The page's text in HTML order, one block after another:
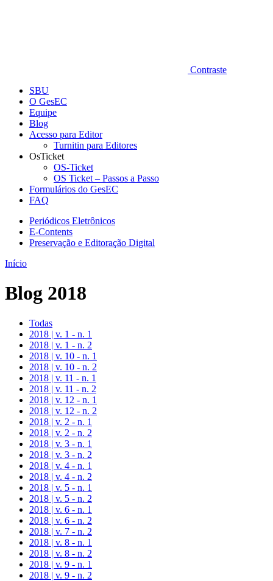
Contraste
SBU
O GesEC
Equipe
Blog
Acesso para Editor
Turnitin para Editores
OsTicket
OS-Ticket
OS Ticket – Passos a Passo
Formulários do GesEC
FAQ
Periódicos Eletrônicos
E-Contents
Preservação e Editoração Digital
Início
Blog 2018
Todas
2018 | v. 1 - n. 1
2018 | v. 1 - n. 2
2018 | v. 10 - n. 1
2018 | v. 10 - n. 2
2018 | v. 11 - n. 1
2018 | v. 11 - n. 2
2018 | v. 12 - n. 1
2018 | v. 12 - n. 2
2018 | v. 2 - n. 1
2018 | v. 2 - n. 2
2018 | v. 3 - n. 1
2018 | v. 3 - n. 2
2018 | v. 4 - n. 1
2018 | v. 4 - n. 2
2018 | v. 5 - n. 1
2018 | v. 5 - n. 2
2018 | v. 6 - n. 1
2018 | v. 6 - n. 2
2018 | v. 7 - n. 2
2018 | v. 8 - n. 1
2018 | v. 8 - n. 2
2018 | v. 9 - n. 1
2018 | v. 9 - n. 2